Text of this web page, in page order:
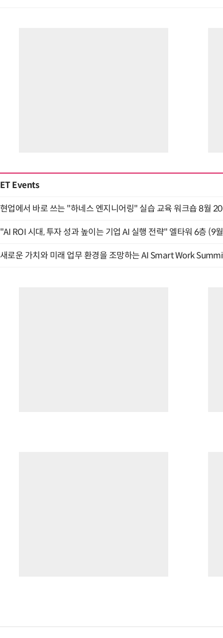
ET Events
현업에서 바로 쓰는 "하네스 엔지니어링" 실습 교육 워크숍 8월
"AI ROI 시대, 투자 성과 높이는 기업 AI 실행 전략" 엘타워 6층 (9
새로운 가치와 미래 업무 환경을 조망하는 AI Smart Work